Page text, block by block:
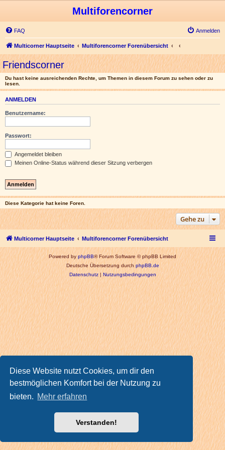
Diese Website nutzt Cookies, um dir den
bestmöglichen Komfort bei der Nutzung zu
bieten. Mehr erfahren
Verstanden!
Multiforencorner
FAQ Anmelden
Multicorner Hauptseite Multiforencorner Forenübersicht
Friendscorner
Du hast keine ausreichenden Rechte, um Themen in diesem Forum zu sehen oder zu
lesen.
ANMELDEN
Benutzername:
Passwort:
Angemeldet bleiben
Meinen Online-Status während dieser Sitzung verbergen
Diese Kategorie hat keine Foren.
Gehe zu
Multicorner Hauptseite Multiforencorner Forenübersicht
Powered byphpBB® Forum Software © phpBB Limited
Deutsche Übersetzung durchphpBB.de
Datenschutz|Nutzungsbedingungen